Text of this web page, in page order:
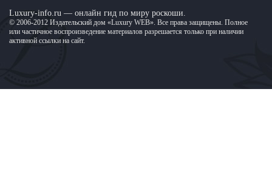
Luxury-info.ru — онлайн гид по миру роскоши.
© 2006-2012 Издательский дом «Luxury WEB». Все права защищены. Полное
или частичное воспроизведение материалов разрешается только при наличии
активной ссылки на сайт.